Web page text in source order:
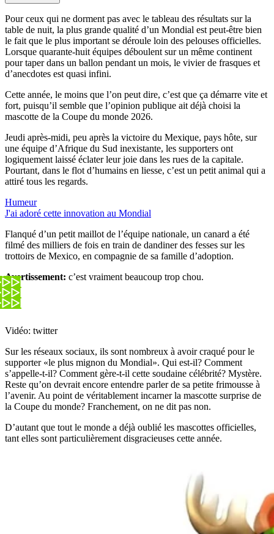
Pour ceux qui ne dorment pas avec le tableau des résultats sur la
table de nuit, la plus grande qualité d’un Mondial est peut-être bien
le fait que le plus important se déroule loin des pelouses officielles.
Lorsque quarante-huit équipes déboulent sur un même continent
pour taper dans un ballon pendant un mois, le vivier de frasques et
d’anecdotes est quasi infini.
Cette année, le moins que l’on peut dire, c’est que ça démarre vite et
fort, puisqu’il semble que l’opinion publique ait déjà choisi la
mascotte de la Coupe du monde 2026.
Jeudi après-midi, peu après la victoire du Mexique, pays hôte, sur
une équipe d’Afrique du Sud inexistante, les supporters ont
logiquement laissé éclater leur joie dans les rues de la capitale.
Pourtant, dans le flot d’humains en liesse, c’est un petit animal qui a
attiré tous les regards.
Humeur
J'ai adoré cette innovation au Mondial
Flanqué d’un petit maillot de l’équipe nationale, un canard a été
filmé des milliers de fois en train de dandiner des fesses sur les
trottoirs de Mexico, en compagnie de sa famille d’adoption.
Avertissement: c’est vraiment beaucoup trop chou.
Vidéo: twitter
Sur les réseaux sociaux, ils sont nombreux à avoir craqué pour le
supporter «le plus mignon du Mondial». Qui est-il? Comment
s’appelle-t-il? Comment gère-t-il cette soudaine célébrité? Mystère.
Reste qu’on devrait encore entendre parler de sa petite frimousse à
l’avenir. Au point de véritablement incarner la mascotte surprise de
la Coupe du monde? Franchement, on ne dit pas non.
D’autant que tout le monde a déjà oublié les mascottes officielles,
tant elles sont particulièrement disgracieuses cette année.